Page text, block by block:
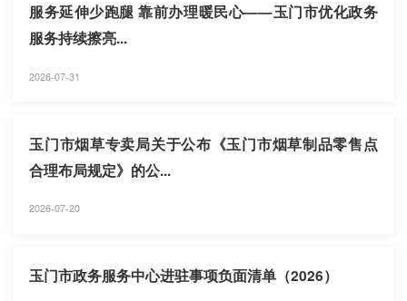
服务延伸少跑腿 靠前办理暖民心——玉门市优化政务
服务持续擦亮...
2026-07-31
玉门市烟草专卖局关于公布《玉门市烟草制品零售点
合理布局规定》的公...
2026-07-20
玉门市政务服务中心进驻事项负面清单（2026）